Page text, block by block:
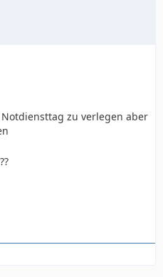
zu verlegen aber